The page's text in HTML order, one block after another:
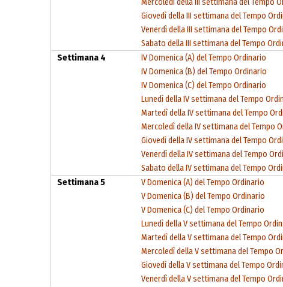
Mercoledì della III settimana del Tempo
Giovedì della III settimana del Tempo
Venerdì della III settimana del Tempo
Sabato della III settimana del Tempo
Settimana 4
IV Domenica (A) del Tempo Ordinario
IV Domenica (B) del Tempo Ordinario
IV Domenica (C) del Tempo Ordinario
Lunedì della IV settimana del Tempo
Martedì della IV settimana del Tempo
Mercoledì della IV settimana del Tempo
Giovedì della IV settimana del Tempo
Venerdì della IV settimana del Tempo
Sabato della IV settimana del Tempo
Settimana 5
V Domenica (A) del Tempo Ordinario
V Domenica (B) del Tempo Ordinario
V Domenica (C) del Tempo Ordinario
Lunedì della V settimana del Tempo
Martedì della V settimana del Tempo
Mercoledì della V settimana del Tempo
Giovedì della V settimana del Tempo
Venerdì della V settimana del Tempo